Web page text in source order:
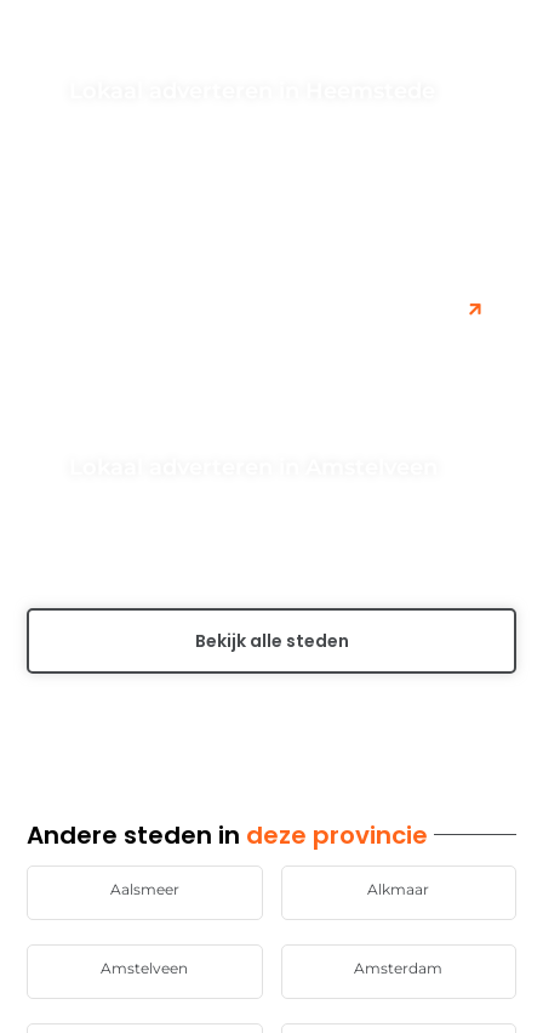
Bekijk alle steden
Andere steden in deze provincie
Aalsmeer Alkmaar
Amstelveen Amsterdam